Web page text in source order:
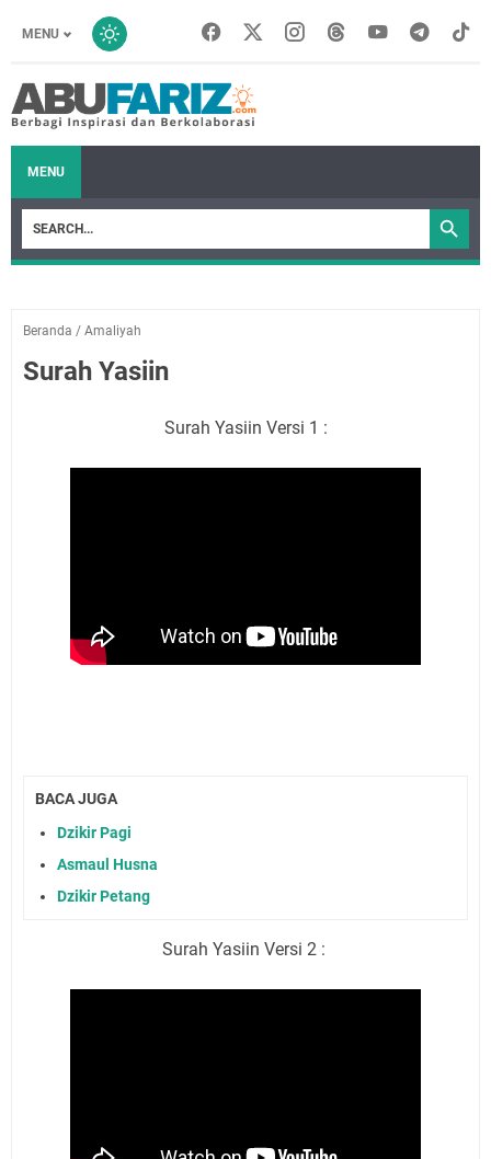
MENU
MENU
Beranda / Amaliyah
Surah Yasiin
Surah Yasiin Versi 1 :
BACA JUGA
Dzikir Pagi
Asmaul Husna
Dzikir Petang
Surah Yasiin Versi 2 :